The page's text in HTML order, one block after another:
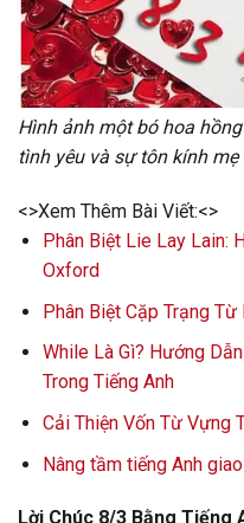
Hình ảnh một bó hoa
tình yêu và sự tôn kính mẹ
<>Xem Thêm Bài Viết:<>
Phân Biệt Lie Lay Lain:
Oxford
Phân Biệt Cặp Trạng
While Là Gì? Hướng
Trong Tiếng Anh
Cải Thiện Vốn Từ Vựng
Nâng tầm tiếng Anh
Lời Chúc 8/3 Bằng Tiếng